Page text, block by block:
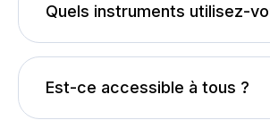
Quels instruments utilisez-
Est-ce accessible à tous ?